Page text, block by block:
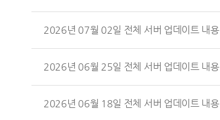
2026년 07월 02일 전체 서버 업데이트 내용
2026년 06월 25일 전체 서버 업데이트 내용
2026년 06월 18일 전체 서버 업데이트 내용